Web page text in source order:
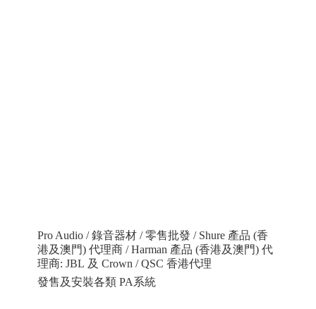
Pro Audio / 錄音器材 / 零售批發 / Shure 產品 (香
港及澳門) 代理商 / Harman 產品 (香港及澳門) 代
理商: JBL 及 Crown / QSC 香港代理
發售及安裝各類 PA系統